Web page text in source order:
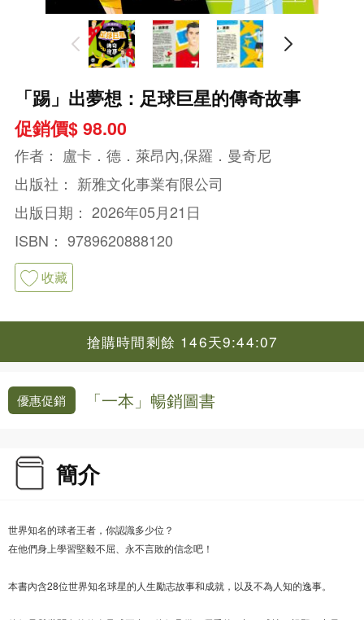
「踢」出夢想：足球巨星的傳奇故事
促銷價$ 98.00
作者： 盧卡．德．萊昂內,保羅．曼奇尼
出版社： 新雅文化事業有限公司
出版日期： 2026年05月21日
ISBN： 9789620888120
收藏
搶購時間剩餘 146天9:44:06
優惠促銷 「一本」暢銷圖書
簡介
世界知名的球者王者，你認識多少位？
在他們身上學習堅毅不屈、永不言敗的信念吧！
本書內含28位世界知名球星的人生勵志故事和成就，以及不為人知的逸事。